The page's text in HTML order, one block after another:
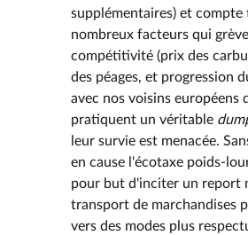
supplémentaires) et compte
nombreux facteurs qui
compétitivité (prix des
des péages, et progression
avec nos voisins européens
pratiquent un véritable
leur survie est menacée.
en cause l'écotaxe poids-
pour but d'inciter un report
transport de marchandises
vers des modes plus